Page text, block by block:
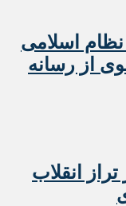
اسلامی
از رسانه
انقلاب